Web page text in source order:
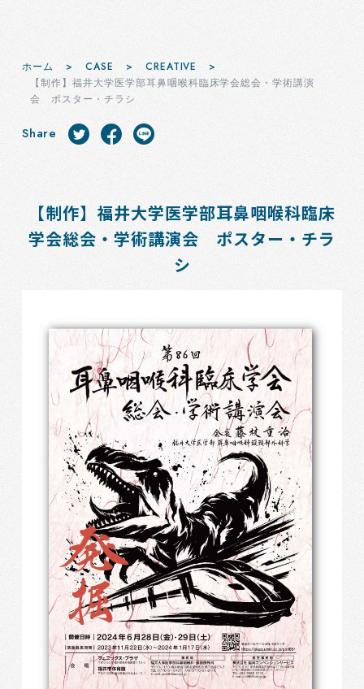
ホーム > CASE > CREATIVE
>
【制作】福井大学医学部耳鼻咽喉科臨床学会総会・学術講演
会 ポスター・チラシ
Share
【制作】福井大学医学部耳鼻咽喉科臨床
学会総会・学術講演会 ポスター・チラ
シ